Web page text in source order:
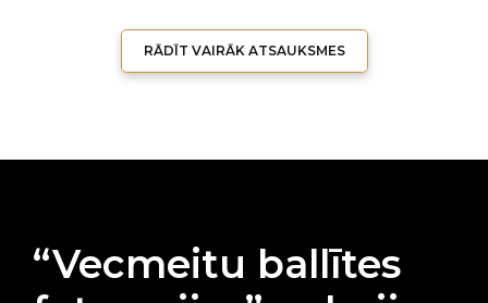
RĀDĪT VAIRĀK ATSAUKSMES
“Vecmeitu ballītes